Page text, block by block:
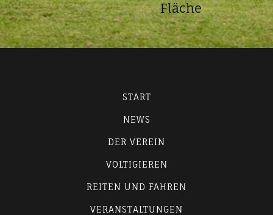
Fläche
START
NEWS
DER VEREIN
VOLTIGIEREN
REITEN UND FAHREN
VERANSTALTUNGEN